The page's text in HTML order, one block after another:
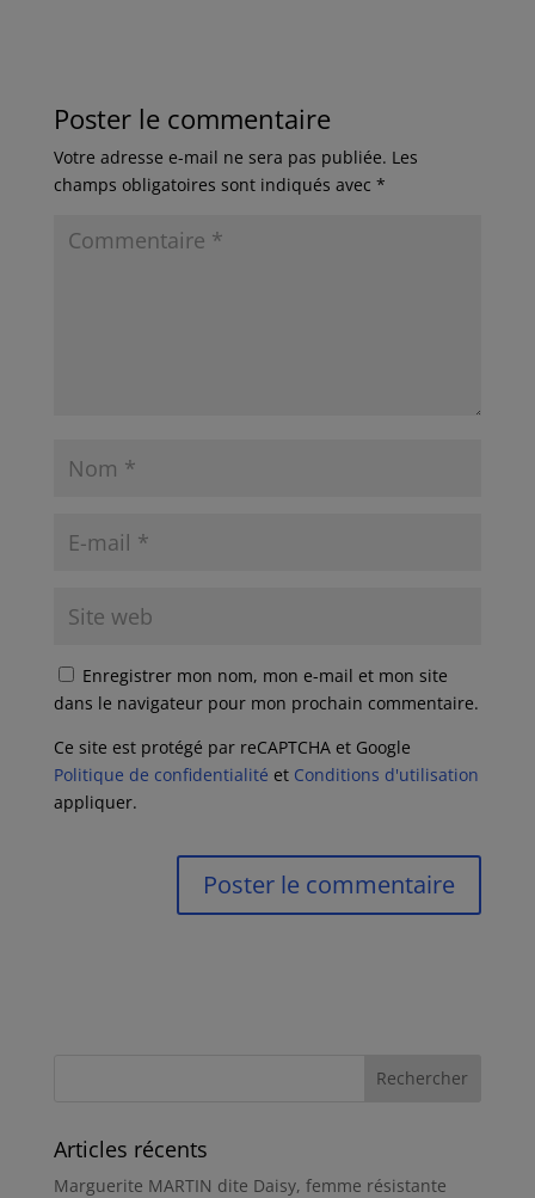
Poster le commentaire
Votre adresse e-mail ne sera pas publiée. Les
champs obligatoires sont indiqués avec *
Enregistrer mon nom, mon e-mail et mon site
dans le navigateur pour mon prochain commentaire.
Ce site est protégé par reCAPTCHA et Google
Politique de confidentialité et Conditions d'utilisation
appliquer.
Articles récents
Marguerite MARTIN dite Daisy, femme résistante